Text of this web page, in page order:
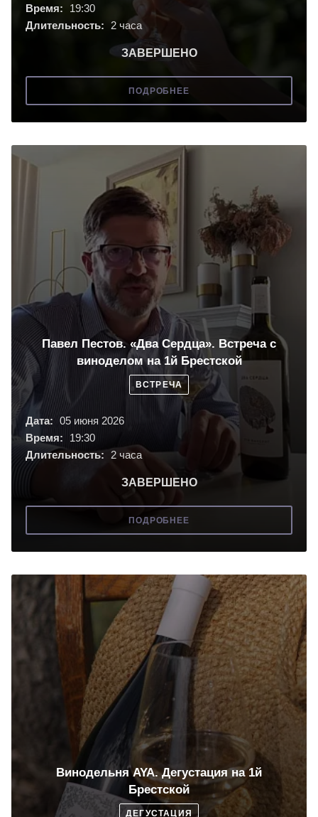
Время:
19:30
Длительность:
2 часа
ЗАВЕРШЕНО
ПОДРОБНЕЕ
Павел Пестов. «Два Сердца». Встреча с
виноделом на 1й Брестской
ВСТРЕЧА
Дата: 05 июня 2026
Время:
19:30
Длительность:
2 часа
ЗАВЕРШЕНО
ПОДРОБНЕЕ
Винодельня AYA. Дегустация на 1й
Брестской
ДЕГУСТАЦИЯ